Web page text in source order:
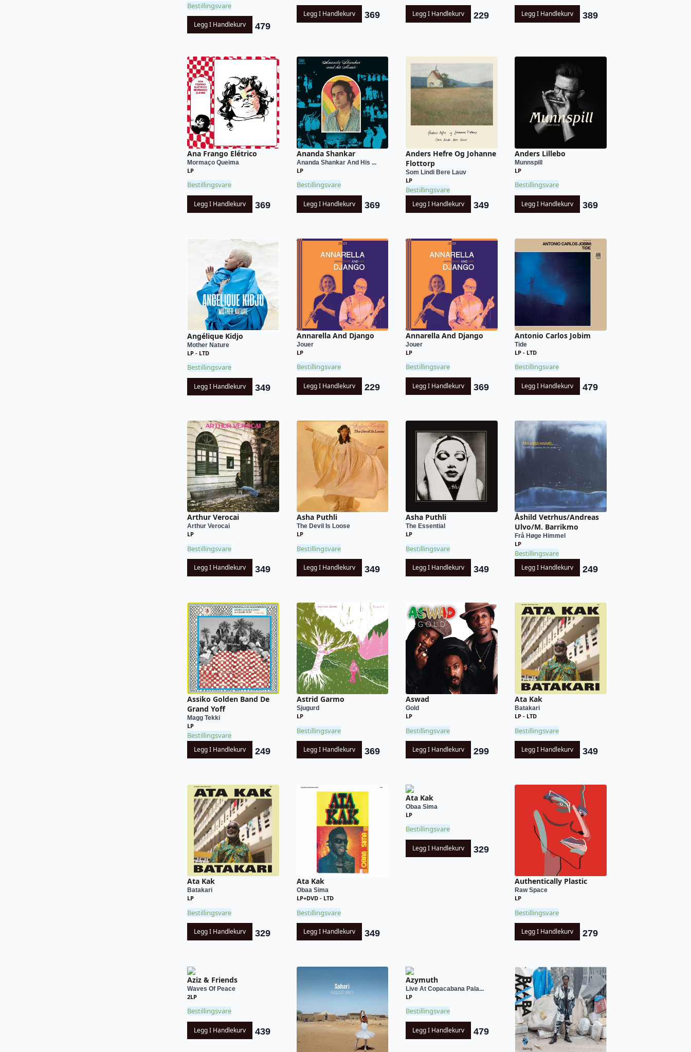
Bestillingsvare
Legg I Handlekurv 479
Legg I Handlekurv 369 Legg I Handlekurv 229 Legg I Handlekurv 389
Ana Frango Elétrico
Mormaço Queima
LP
Bestillingsvare
Legg I Handlekurv 369
Ananda Shankar
Ananda Shankar And His ...
LP
Bestillingsvare
Legg I Handlekurv 369
Anders Hefre Og Johanne
Flottorp
Som Lindi Bere Lauv
LP
Bestillingsvare
Legg I Handlekurv 349
Anders Lillebo
Munnspill
LP
Bestillingsvare
Legg I Handlekurv 369
Angélique Kidjo
Mother Nature
LP - LTD
Bestillingsvare
Legg I Handlekurv 349
Annarella And Django
Jouer
LP
Bestillingsvare
Legg I Handlekurv 229
Annarella And Django
Jouer
LP
Bestillingsvare
Legg I Handlekurv 369
Antonio Carlos Jobim
Tide
LP - LTD
Bestillingsvare
Legg I Handlekurv 479
Arthur Verocai
Arthur Verocai
LP
Bestillingsvare
Legg I Handlekurv 349
Asha Puthli
The Devil Is Loose
LP
Bestillingsvare
Legg I Handlekurv 349
Asha Puthli
The Essential
LP
Bestillingsvare
Legg I Handlekurv 349
Åshild Vetrhus/Andreas
Ulvo/M. Barrikmo
Frå Høge Himmel
LP
Bestillingsvare
Legg I Handlekurv 249
Assiko Golden Band De
Grand Yoff
Magg Tekki
LP
Bestillingsvare
Legg I Handlekurv 249
Astrid Garmo
Sjugurd
LP
Bestillingsvare
Legg I Handlekurv 369
Aswad
Gold
LP
Bestillingsvare
Legg I Handlekurv 299
Ata Kak
Batakari
LP - LTD
Bestillingsvare
Legg I Handlekurv 349
Ata Kak
Batakari
LP
Bestillingsvare
Legg I Handlekurv 329
Ata Kak
Obaa Sima
LP+DVD - LTD
Bestillingsvare
Legg I Handlekurv 349
Ata Kak
Obaa Sima
LP
Bestillingsvare
Legg I Handlekurv 329
Authentically Plastic
Raw Space
LP
Bestillingsvare
Legg I Handlekurv 279
Aziz & Friends
Waves Of Peace
2LP
Bestillingsvare
Legg I Handlekurv 439
Azymuth
Live At Copacabana Pala...
LP
Bestillingsvare
Legg I Handlekurv 479